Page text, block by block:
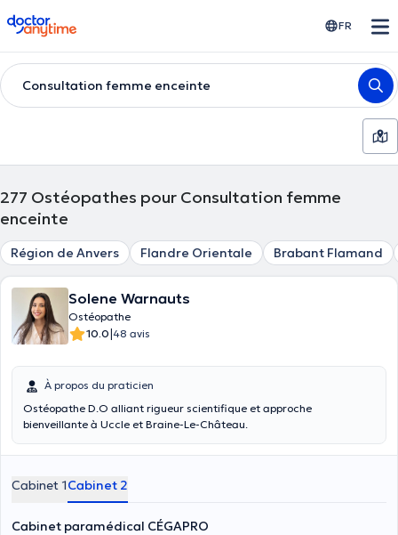
doctoranytime FR
Consultation femme enceinte
277 Ostéopathes pour Consultation femme
enceinte
Région de Anvers Flandre Orientale Brabant Flamand
Solene Warnauts
Ostéopathe
10.0|48 avis
À propos du praticien
Ostéopathe D.O alliant rigueur scientifique et approche
bienveillante à Uccle et Braine-Le-Château.
Cabinet 1Cabinet 2
Cabinet paramédical CÉGAPRO